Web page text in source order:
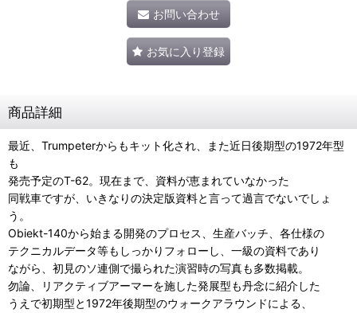
お問い合わせ
お気に入り登録
商品詳細
最近、Trumpeterからもキット化され、また近日後期型の1972年型
も
発売予定のT-62。現在まで、資料が恵まれていなかった
同戦車ですが、いきなりの決定版資料と言って過言でないでしょ
う。
Obiekt-140から始まる開発のプロセス、生産バッチ、各仕様の
テクニカルデータ等もしっかりフォローし、一級の資料であり
ながら、初見のソ連側で撮られた演習時の写真も多数掲載。
勿論、リアクティブアーマーを施した発展型も丹念に紹介した
うえで初期型と1972年後期型のウォークアラウンドによる、